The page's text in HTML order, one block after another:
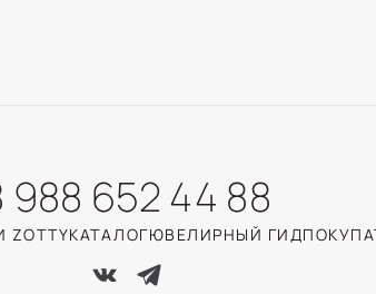
988 652 44 88
ZOTTYКАТАЛОГЮВЕЛИРНЫЙ ГИД